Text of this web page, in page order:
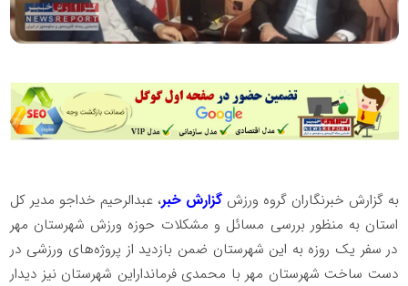
به گزارش خبرنگاران گروه ورزش گزارش خبر، عبدالرحیم خداجو مدیر کل
استان به منظور بررسی مسائل و مشکلات حوزه ورزش شهرستان مهر
در سفر یک روزه به این شهرستان ضمن بازدید از پروژه‌های ورزشی در
دست ساخت شهرستان مهر با محمدی فرمانداراین شهرستان نیز دیدار